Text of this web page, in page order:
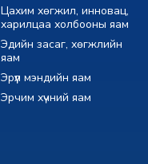
Цахим хөгжил, инновац,
харилцаа холбооны яам
Эдийн засаг, хөгжлийн
яам
Эрүүл мэндийн яам
Эрчим хүчний яам